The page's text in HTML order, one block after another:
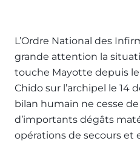
L’Ordre National des
grande attention la
touche Mayotte depuis
Chido sur l’archipel le 14
bilan humain ne cesse
d’importants dégâts
opérations de secours et